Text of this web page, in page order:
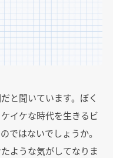
と聞いています。ぼく
イケな時代を生きるビ
ではないでしょうか。
ような気がしてなりま